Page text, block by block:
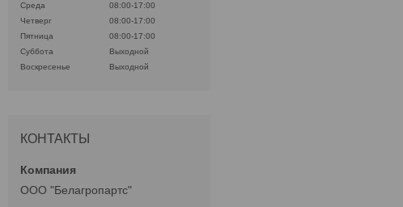
Среда
08:00-17:00
Четверг
08:00-17:00
Пятница
08:00-17:00
Суббота
Выходной
Воскресенье
Выходной
КОНТАКТЫ
ООО "Белагропартс"